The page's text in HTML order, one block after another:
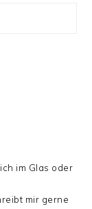
im Glas oder
mir gerne